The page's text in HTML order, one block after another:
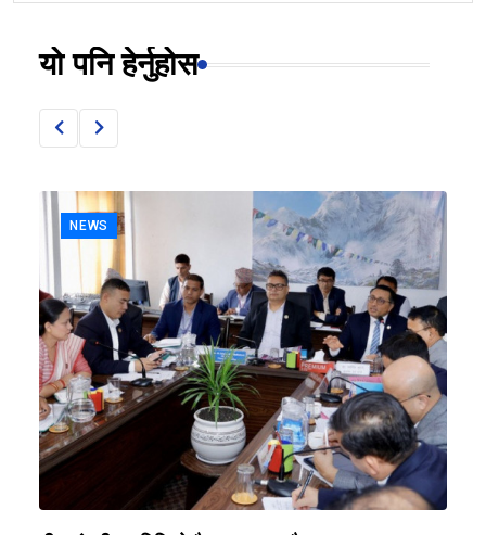
यो पनि हेर्नुहोस
NEWS